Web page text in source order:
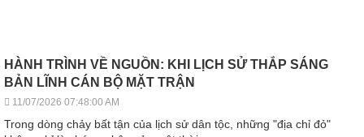
HÀNH TRÌNH VỀ NGUỒN: KHI LỊCH SỬ THẮP SÁNG
BẢN LĨNH CÁN BỘ MẶT TRẬN
11/07/2026 07:48:00 AM
Trong dòng chảy bất tận của lịch sử dân tộc, những "địa chỉ đỏ"